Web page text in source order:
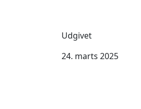
Udgivet
24. marts 2025